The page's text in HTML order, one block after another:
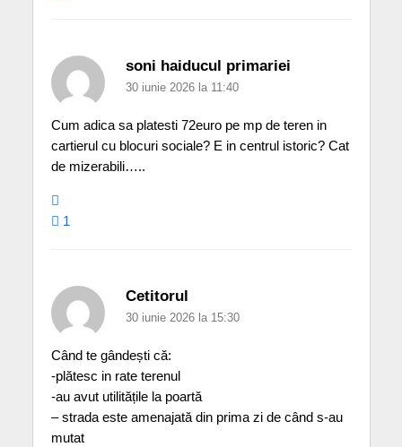
soni haiducul primariei
30 iunie 2026 la 11:40
Cum adica sa platesti 72euro pe mp de teren in
cartierul cu blocuri sociale? E in centrul istoric? Cat
de mizerabili…..
1
Cetitorul
30 iunie 2026 la 15:30
Când te gândești că:
-plătesc in rate terenul
-au avut utilitățile la poartă
– strada este amenajată din prima zi de când s-au
mutat